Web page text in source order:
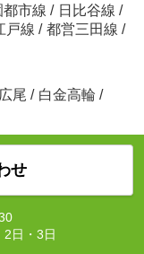
市線 / 日比谷線 /
戸線 / 都営三田線 /
広尾 / 白金高輪 /
せ
2日・3日